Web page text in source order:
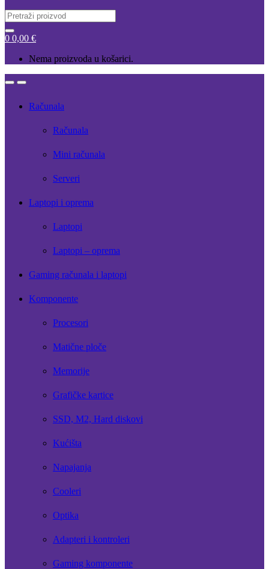
Search
for:
0 0,00 €
Nema proizvoda u košarici.
OpenClose
Računala
Računala
Mini računala
Serveri
Laptopi i oprema
Laptopi
Laptopi – oprema
Gaming računala i laptopi
Komponente
Procesori
Matične ploče
Memorije
Grafičke kartice
SSD, M2, Hard diskovi
Kućišta
Napajanja
Cooleri
Optika
Adapteri i kontroleri
Gaming komponente